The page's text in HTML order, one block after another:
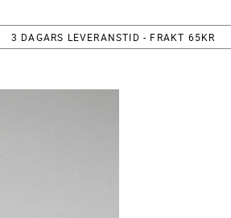
3 DAGARS LEVERANSTID - FRAKT 65KR